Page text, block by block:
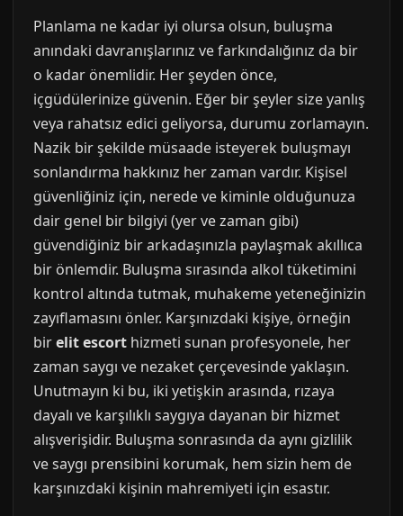
Planlama ne kadar iyi olursa olsun, buluşma
anındaki davranışlarınız ve farkındalığınız da bir
o kadar önemlidir. Her şeyden önce,
içgüdülerinize güvenin. Eğer bir şeyler size yanlış
veya rahatsız edici geliyorsa, durumu zorlamayın.
Nazik bir şekilde müsaade isteyerek buluşmayı
sonlandırma hakkınız her zaman vardır. Kişisel
güvenliğiniz için, nerede ve kiminle olduğunuza
dair genel bir bilgiyi (yer ve zaman gibi)
güvendiğiniz bir arkadaşınızla paylaşmak akıllıca
bir önlemdir. Buluşma sırasında alkol tüketimini
kontrol altında tutmak, muhakeme yeteneğinizin
zayıflamasını önler. Karşınızdaki kişiye, örneğin
birelit escort hizmeti sunan profesyonele, her
zaman saygı ve nezaket çerçevesinde yaklaşın.
Unutmayın ki bu, iki yetişkin arasında, rızaya
dayalı ve karşılıklı saygıya dayanan bir hizmet
alışverişidir. Buluşma sonrasında da aynı gizlilik
ve saygı prensibini korumak, hem sizin hem de
karşınızdaki kişinin mahremiyeti için esastır.